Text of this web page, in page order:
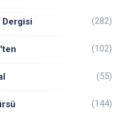
(282)
(102)
(55)
(144)